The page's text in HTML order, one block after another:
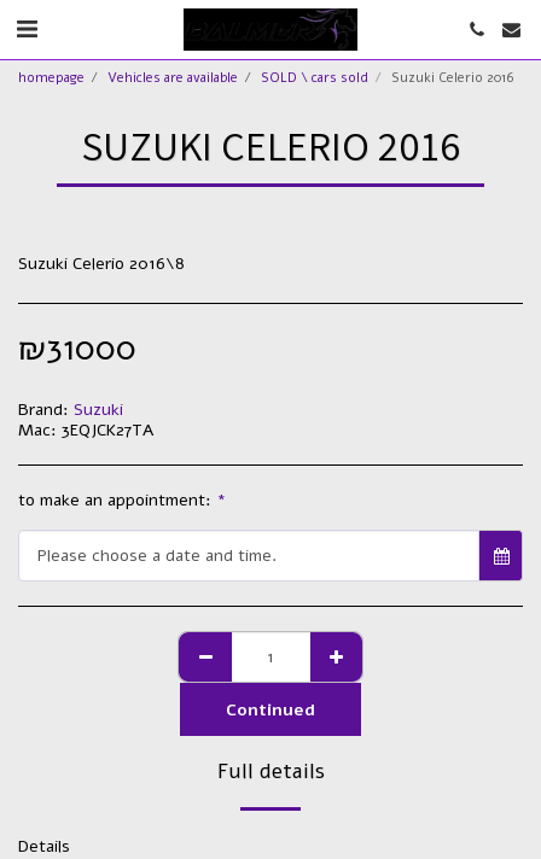
homepage Vehicles are available SOLD \ cars sold Suzuki Celerio 2016
SUZUKI CELERIO 2016
Suzuki Celerio 2016\8
₪31000
Brand: Suzuki
Mac: 3EQJCK27TA
to make an appointment: *
Please choose a date and time.
Continued
Full details
Details